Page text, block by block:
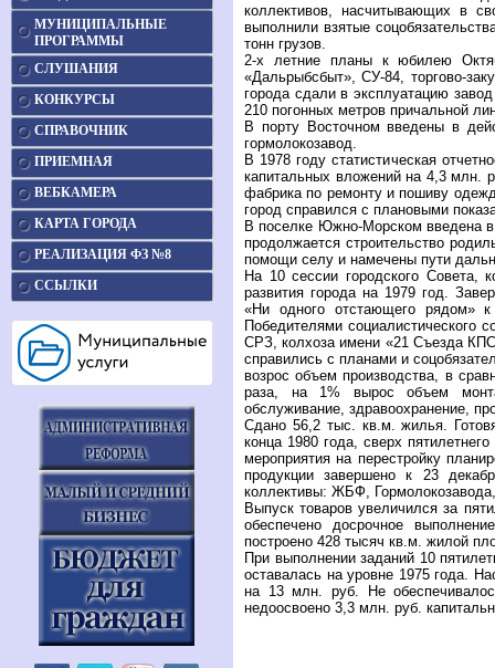
МУНИЦИПАЛЬНЫЕ
ПРОГРАММЫ
СЛУШАНИЯ
КОНКУРСЫ
СПРАВОЧНИК
ПРИЕМНАЯ
ВЕБКАМЕРА
КАРТА ГОРОДА
РЕАЛИЗАЦИЯ ФЗ №8
ССЫЛКИ
коллективов, насчитывающих в
выполнили взятые
тонн грузов.
2-х летние планы к юбилею
«Дальрыбсбыт», СУ-84, торгово-
города сдали в эксплуатацию
210 погонных метров причальной
В порту Восточном введены в
гормолокозавод.
В 1978 году статистическая
капитальных вложений на 4,3 млн.
фабрика по ремонту и пошиву
город справился с плановыми
В поселке Южно-Морском введена в
продолжается строительство
помощи селу и намечены пути
На 10 сессии городского Совета,
развития города на 1979 год.
«Ни одного отстающего рядом»
Победителями социалистического
СРЗ, колхоза имени «21 Съезда
справились с планами и
возрос объем производства, в
раза, на 1% вырос объем
обслуживание, здравоохранение,
Сдано 56,2 тыс. кв.м. жилья.
конца 1980 года, сверх
мероприятия на перестройку
продукции завершено к 23
коллективы: ЖБФ,
Выпуск товаров увеличился за
обеспечено досрочное
построено 428 тысяч кв.м. жилой
При выполнении заданий 10
оставалась на уровне 1975 года.
на 13 млн. руб. Не
недоосвоено 3,3 млн. руб.